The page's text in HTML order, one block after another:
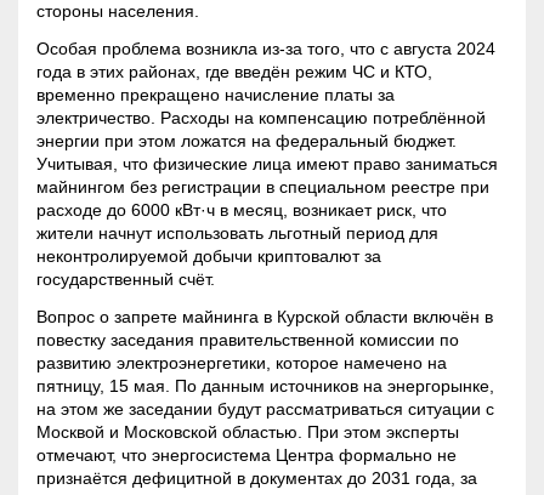
стороны населения.
Особая проблема возникла из-за того, что с августа 2024
года в этих районах, где введён режим ЧС и КТО,
временно прекращено начисление платы за
электричество. Расходы на компенсацию потреблённой
энергии при этом ложатся на федеральный бюджет.
Учитывая, что физические лица имеют право заниматься
майнингом без регистрации в специальном реестре при
расходе до 6000 кВт·ч в месяц, возникает риск, что
жители начнут использовать льготный период для
неконтролируемой добычи криптовалют за
государственный счёт.
Вопрос о запрете майнинга в Курской области включён в
повестку заседания правительственной комиссии по
развитию электроэнергетики, которое намечено на
пятницу, 15 мая. По данным источников на энергорынке,
на этом же заседании будут рассматриваться ситуации с
Москвой и Московской областью. При этом эксперты
отмечают, что энергосистема Центра формально не
признаётся дефицитной в документах до 2031 года, за